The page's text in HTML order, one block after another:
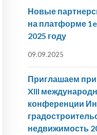
Новые
на платформе
2025 году
09.09.2025
Приглашаем
XIII
конференции
недвижимость